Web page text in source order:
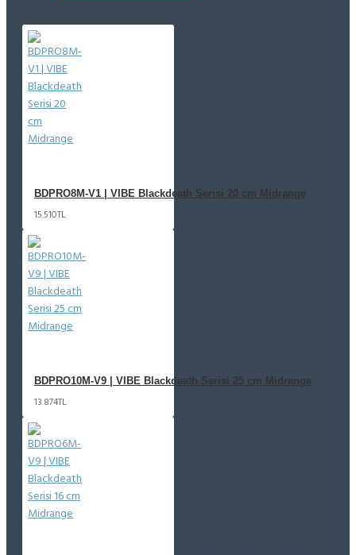
BDPRO8M-V1 | VIBE Blackdeath Serisi 20 cm Midrange
15.510TL
BDPRO10M-V9 | VIBE Blackdeath Serisi 25 cm Midrange
13.874TL